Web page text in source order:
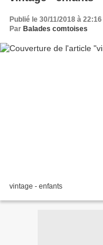
Publié le 30/11/2018 à 22:16
Par Balades comtoises
vintage - enfants